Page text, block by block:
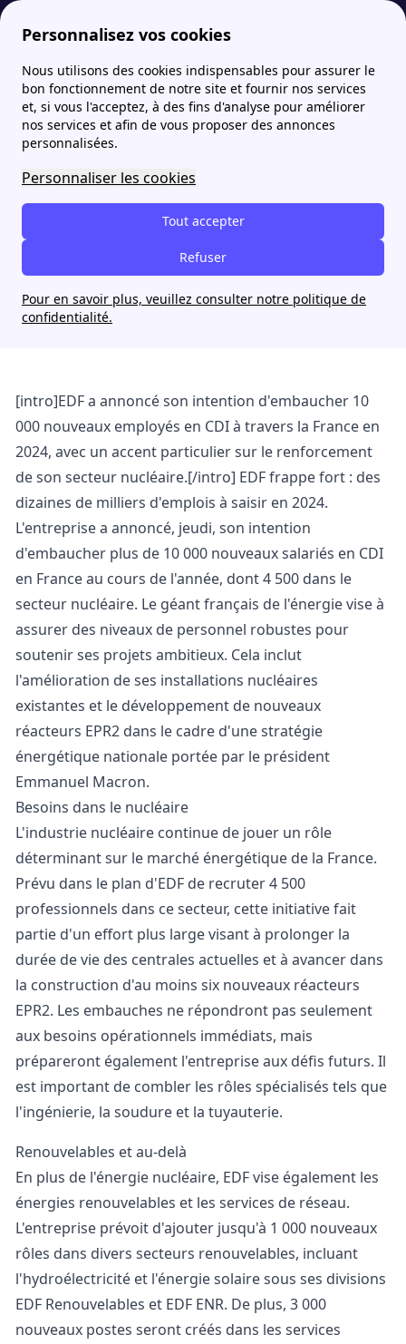
Personnalisez vos cookies
Nous utilisons des cookies indispensables pour assurer le
bon fonctionnement de notre site et fournir nos services
et, si vous l'acceptez, à des fins d'analyse pour améliorer
nos services et afin de vous proposer des annonces
personnalisées.
Personnaliser les cookies
Tout accepter
Refuser
Pour en savoir plus, veuillez consulter notre politique de
confidentialité.
Fournisseur-Energie Actualités EDF va embaucher 10 000 nouveaux employés en 2024
EDF va embaucher 10 000
nouveaux employés en
2024
24 mai 2024
[intro]EDF a annoncé son intention d'embaucher 10
000 nouveaux employés en CDI à travers la France en
2024, avec un accent particulier sur le renforcement
de son secteur nucléaire.[/intro] EDF frappe fort : des
dizaines de milliers d'emplois à saisir en 2024.
L'entreprise a annoncé, jeudi, son intention
d'embaucher plus de 10 000 nouveaux salariés en CDI
en France au cours de l'année, dont 4 500 dans le
secteur nucléaire. Le géant français de l'énergie vise à
assurer des niveaux de personnel robustes pour
soutenir ses projets ambitieux. Cela inclut
l'amélioration de ses installations nucléaires
existantes et le développement de nouveaux
réacteurs EPR2 dans le cadre d'une stratégie
énergétique nationale portée par le président
Emmanuel Macron.
Besoins dans le nucléaire
L'industrie nucléaire continue de jouer un rôle
déterminant sur le marché énergétique de la France.
Prévu dans le plan d'EDF de recruter 4 500
professionnels dans ce secteur, cette initiative fait
partie d'un effort plus large visant à prolonger la
durée de vie des centrales actuelles et à avancer dans
la construction d'au moins six nouveaux réacteurs
EPR2. Les embauches ne répondront pas seulement
aux besoins opérationnels immédiats, mais
prépareront également l'entreprise aux défis futurs. Il
est important de combler les rôles spécialisés tels que
l'ingénierie, la soudure et la tuyauterie.
Renouvelables et au-delà
En plus de l'énergie nucléaire, EDF vise également les
énergies renouvelables et les services de réseau.
L'entreprise prévoit d'ajouter jusqu'à 1 000 nouveaux
rôles dans divers secteurs renouvelables, incluant
l'hydroélectricité et l'énergie solairesous ses divisions
EDF Renouvelables et EDF ENR. De plus, 3 000
nouveaux postes seront créés dans les services